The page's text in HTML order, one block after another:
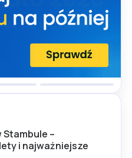
Stambule –
i najważniejsze